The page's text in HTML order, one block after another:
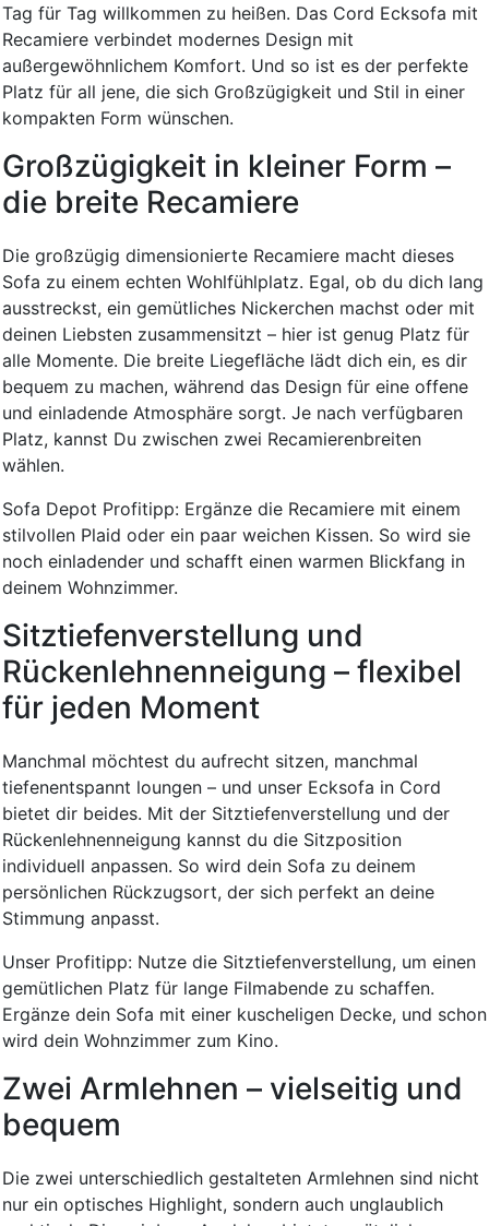
Tag für Tag willkommen zu heißen. Das Cord Ecksofa mit
Recamiere verbindet modernes Design mit
außergewöhnlichem Komfort. Und so ist es der perfekte
Platz für all jene, die sich Großzügigkeit und Stil in einer
kompakten Form wünschen.
Großzügigkeit in kleiner Form –
die breite Recamiere
Die großzügig dimensionierte Recamiere macht dieses
Sofa zu einem echten Wohlfühlplatz. Egal, ob du dich lang
ausstreckst, ein gemütliches Nickerchen machst oder mit
deinen Liebsten zusammensitzt – hier ist genug Platz für
alle Momente. Die breite Liegefläche lädt dich ein, es dir
bequem zu machen, während das Design für eine offene
und einladende Atmosphäre sorgt. Je nach verfügbaren
Platz, kannst Du zwischen zwei Recamierenbreiten
wählen.
Sofa Depot Profitipp: Ergänze die Recamiere mit einem
stilvollen Plaid oder ein paar weichen Kissen. So wird sie
noch einladender und schafft einen warmen Blickfang in
deinem Wohnzimmer.
Sitztiefenverstellung und
Rückenlehnenneigung – flexibel
für jeden Moment
Manchmal möchtest du aufrecht sitzen, manchmal
tiefenentspannt loungen – und unser Ecksofa in Cord
bietet dir beides. Mit der Sitztiefenverstellung und der
Rückenlehnenneigung kannst du die Sitzposition
individuell anpassen. So wird dein Sofa zu deinem
persönlichen Rückzugsort, der sich perfekt an deine
Stimmung anpasst.
Unser Profitipp: Nutze die Sitztiefenverstellung, um einen
gemütlichen Platz für lange Filmabende zu schaffen.
Ergänze dein Sofa mit einer kuscheligen Decke, und schon
wird dein Wohnzimmer zum Kino.
Zwei Armlehnen – vielseitig und
bequem
Die zwei unterschiedlich gestalteten Armlehnen sind nicht
nur ein optisches Highlight, sondern auch unglaublich